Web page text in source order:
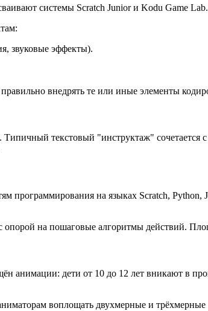
системы Scratch Junior и Kodu Game
звуковые эффекты).
внедрять те или иные элементы
текстовый "инструктаж"
программирования на языках Scratch,
опорой на пошаговые алгоритмы действий.
анимации: дети от 10 до 12 лет вникают в
воплощать двухмерные и трёхмерные